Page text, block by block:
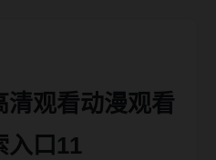
清观看动漫观看
入口11